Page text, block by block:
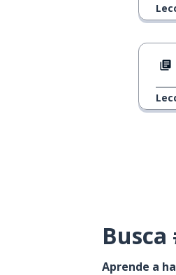
Aprende a